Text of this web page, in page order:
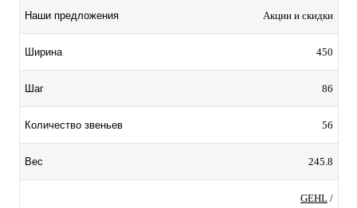
Наши предложения Акции и скидки
Ширина 450
Шаг 86
Количество звеньев 56
Вес 245.8
GEHL /